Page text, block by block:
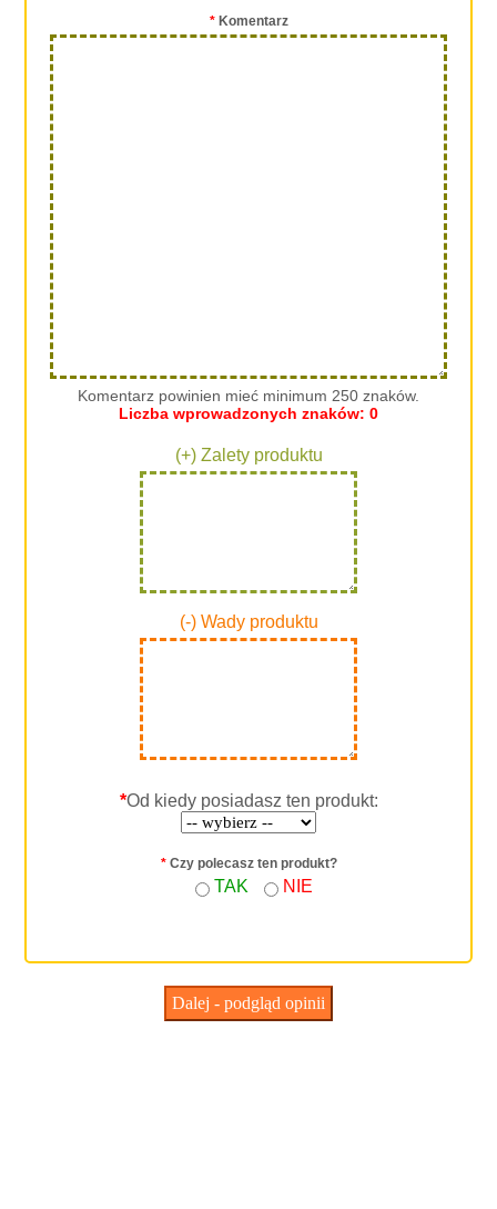
*Komentarz
Komentarz powinien mieć minimum 250 znaków.
Liczba wprowadzonych znaków: 0
(+) Zalety produktu
(-) Wady produktu
*Od kiedy posiadasz ten produkt:
*Czy polecasz ten produkt?
TAK NIE